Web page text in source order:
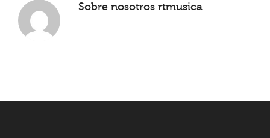
Sobre nosotros rtmusica